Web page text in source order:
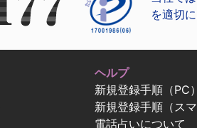
を適切
ヘルプ
新規登録手順（PC）
新規登録手順（スマ
電話占いについて